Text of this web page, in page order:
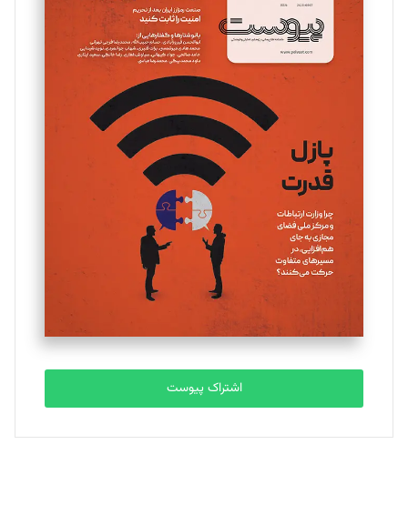
اشتراک پیوست